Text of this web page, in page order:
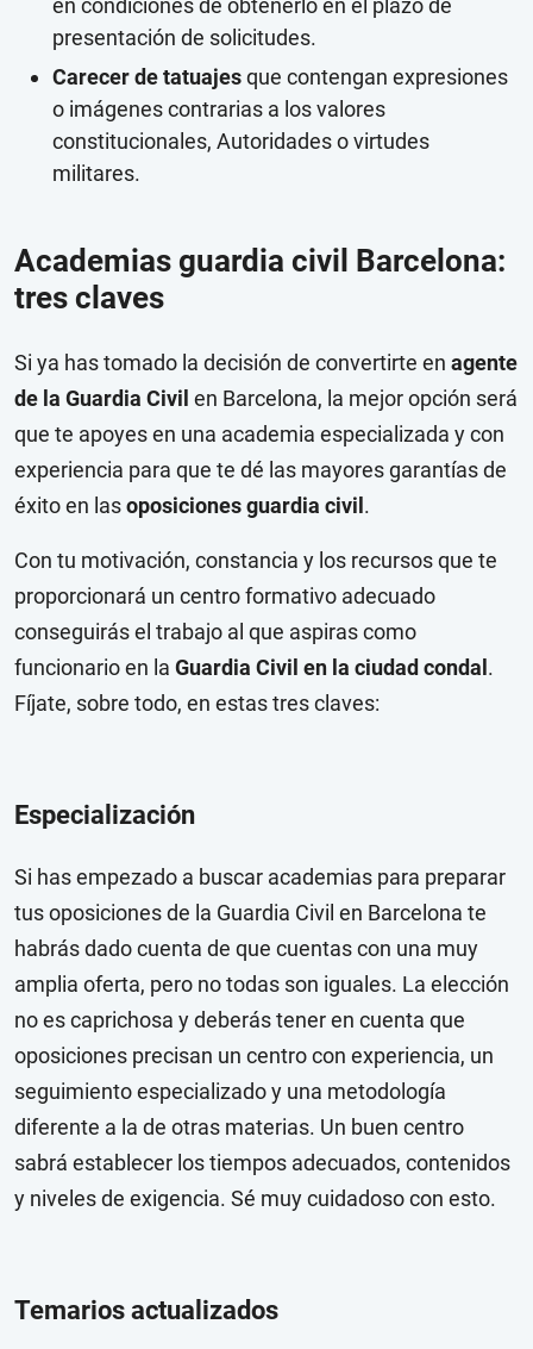
en condiciones de obtenerlo en el plazo de
presentación de solicitudes.
Carecer de tatuajesque contengan expresiones
o imágenes contrarias a los valores
constitucionales, Autoridades o virtudes
militares.
Academias guardia civil Barcelona:
tres claves
Si ya has tomado la decisión de convertirte en agente
de la Guardia Civil en Barcelona, la mejor opción será
que te apoyes en una academia especializada y con
experiencia para que te dé las mayores garantías de
éxito en lasoposiciones guardia civil .
Con tu motivación, constancia y los recursos que te
proporcionará un centro formativo adecuado
conseguirás el trabajo al que aspiras como
funcionario en la Guardia Civil en la ciudad condal .
Fíjate, sobre todo, en estas tres claves:
Especialización
Si has empezado a buscar academias para preparar
tus oposiciones de la Guardia Civil en Barcelona te
habrás dado cuenta de que cuentas con una muy
amplia oferta, pero no todas son iguales. La elección
no es caprichosa y deberás tener en cuenta que
oposiciones precisan un centro con experiencia, un
seguimiento especializado y una metodología
diferente a la de otras materias. Un buen centro
sabrá establecer los tiempos adecuados, contenidos
y niveles de exigencia. Sé muy cuidadoso con esto.
Temarios actualizados